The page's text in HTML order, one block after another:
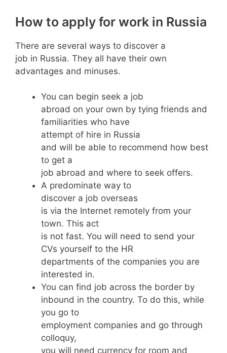
How to apply for work in Russia
There are several ways to discover a
job in Russia. They all have their own
advantages and minuses.
You can begin seek a job
abroad on your own by tying friends and
familiarities who have
attempt of hire in Russia
and will be able to recommend how best
to get a
job abroad and where to seek offers.
A predominate way to
discover a job overseas
is via the Internet remotely from your
town. This act
is not fast. You will need to send your
CVs yourself to the HR
departments of the companies you are
interested in.
You can find job across the border by
inbound in the country. To do this, while
you go to
employment companies and go through
colloquy,
you will need currency for room and